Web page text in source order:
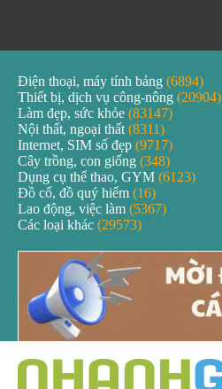
Điện thoại, máy tính bảng (6894)
Thiết bị, dịch vụ công-nông (20904)
Làm đẹp, sức khỏe (83147)
Nội thất, ngoại thất (8311)
Internet, SIM số đẹp (9717)
Cây trồng, con giống (348)
Dụng cụ thể thao, GYM (6123)
Đồ cổ, đồ quý hiếm (16)
Lao động, việc làm (5367)
Các loại khác (29573)